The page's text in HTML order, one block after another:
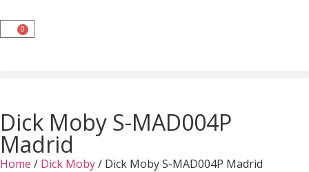
0
Dick Moby S-MAD004P
Madrid
Home / Dick Moby/ Dick Moby S-MAD004P Madrid